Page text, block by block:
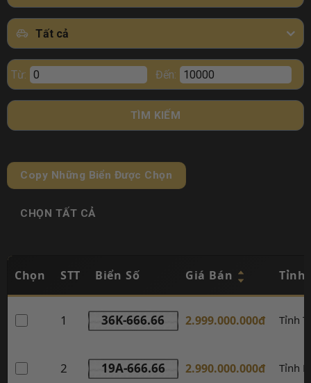
Tất cả
Từ: Đến:
TÌM KIẾM
Copy Những Biển Được Chọn
CHỌN TẤT CẢ
Chọn STT Biển Số Giá Bán
1 36K-666.66 2.999.000.000đ Tỉnh
2 19A-666.66 2.990.000.000đ Tỉnh